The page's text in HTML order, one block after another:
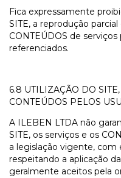
Fica expressamente
SITE, a reprodução
CONTEÚDOS de
referenciados.
6.8 UTILIZAÇÃO DO
CONTEÚDOS PELOS
A ILEBEN LTDA não
SITE, os serviços e os
a legislação vigente, com
respeitando a aplicação
geralmente aceitos pela